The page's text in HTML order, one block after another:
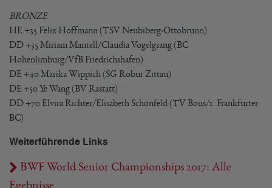
BRONZE
HE +35 Felix Hoffmann (TSV Neubiberg-Ottobrunn)
DD +35 Miriam Mantell/Claudia Vogelgsang (BC
Hohenlimburg/VfB Friedrichshafen)
DE +40 Marika Wippich (SG Robur Zittau)
DE +50 Ye Wang (BV Rastatt)
DD +70 Elvira Richter/Elisabeth Schönfeld (TV Bous/1. Frankfurter
BC)
Weiterführende Links
BWF World Senior Championships 2017: Alle
Egebnisse